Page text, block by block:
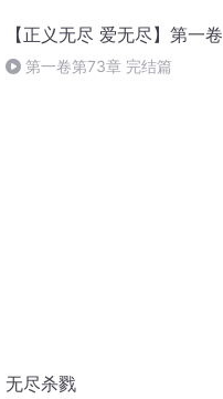
【正义无尽 爱无尽】第一卷
第一卷第73章 完结篇
无尽杀戮